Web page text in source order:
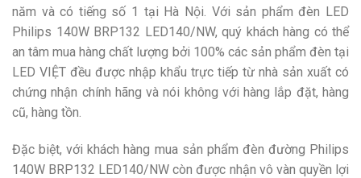
năm và có tiếng số 1 tại Hà Nội. Với sản phẩm đèn LED
Philips 140W BRP132 LED140/NW, quý khách hàng có thể
an tâm mua hàng chất lượng bởi 100% các sản phẩm đèn tại
LED VIỆT đều được nhập khẩu trực tiếp từ nhà sản xuất có
chứng nhận chính hãng và nói không với hàng lắp đặt, hàng
cũ, hàng tồn.
Đặc biệt, với khách hàng mua sản phẩm đèn đường Philips
140W BRP132 LED140/NW còn được nhận vô vàn quyền lợi